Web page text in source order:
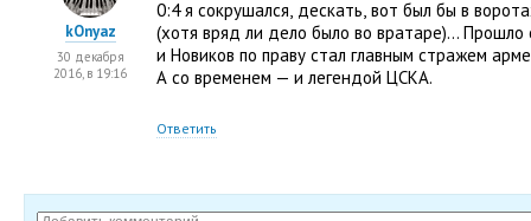
0:4 я сокрушался, дескать, вот был бы в
(хотя вряд ли дело было во вратаре)… Прошло
и Новиков по праву стал главным стражем
А со временем — и легендой ЦСКА.
Ответить
kOnyaz
30 декабря
2016, в 19:16